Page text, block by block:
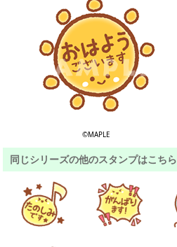
©MAPLE
同じシリーズの他のスタンプはこちら